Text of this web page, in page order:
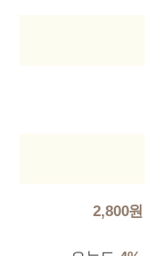
2,800원